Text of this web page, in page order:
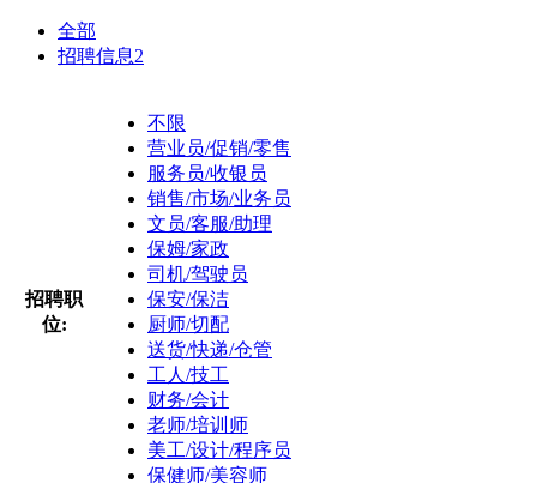
全部
招聘信息2
招聘职
位:
不限
营业员/促销/零售
服务员/收银员
销售/市场/业务员
文员/客服/助理
保姆/家政
司机/驾驶员
保安/保洁
厨师/切配
送货/快递/仓管
工人/技工
财务/会计
老师/培训师
美工/设计/程序员
保健师/美容师